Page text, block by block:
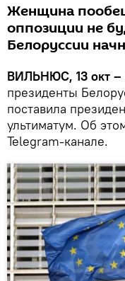
Женщина
оппозиции не
Белоруссии
ВИЛЬНЮС, 13 окт –
президенты
поставила
ультиматум. Об
Telegram-канале.